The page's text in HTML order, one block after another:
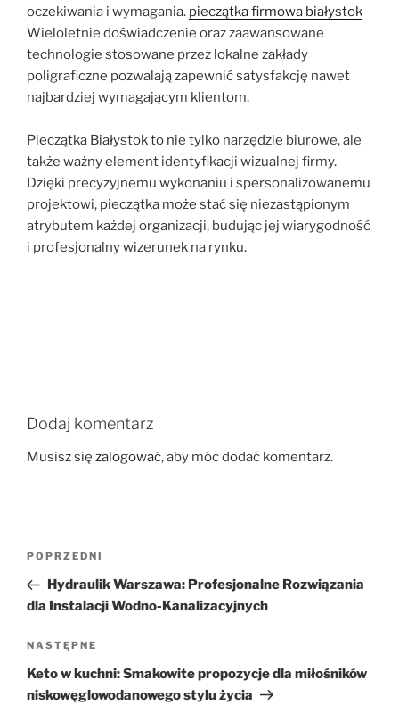
oczekiwania i wymagania. pieczątka firmowa białystok
Wieloletnie doświadczenie oraz zaawansowane
technologie stosowane przez lokalne zakłady
poligraficzne pozwalają zapewnić satysfakcję nawet
najbardziej wymagającym klientom.
Pieczątka Białystok to nie tylko narzędzie biurowe, ale
także ważny element identyfikacji wizualnej firmy.
Dzięki precyzyjnemu wykonaniu i spersonalizowanemu
projektowi, pieczątka może stać się niezastąpionym
atrybutem każdej organizacji, budując jej wiarygodność
i profesjonalny wizerunek na rynku.
Dodaj komentarz
Musisz się zalogować, aby móc dodać komentarz.
Nawigacja
Poprzedni
wpis
POPRZEDNI
Hydraulik Warszawa: Profesjonalne Rozwiązania
dla Instalacji Wodno-Kanalizacyjnych
Następny
wpis
NASTĘPNE
Keto w kuchni: Smakowite propozycje dla miłośników
niskowęglowodanowego stylu życia